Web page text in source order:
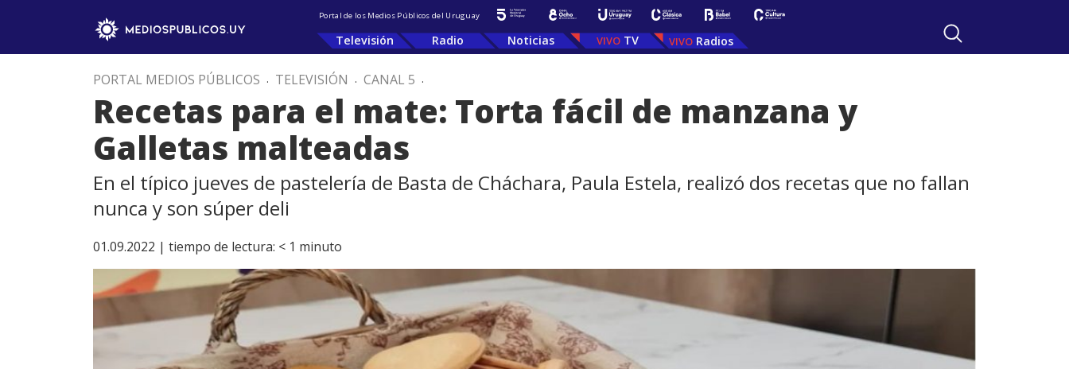
Portal de los Medios Públicos del Uruguay
Televisión Radio Noticias TV Radios
PORTAL MEDIOS PÚBLICOS . TELEVISIÓN . CANAL 5 .
Recetas para el mate: Torta fácil de manzana y
Galletas malteadas
En el típico jueves de pastelería de Basta de Cháchara, Paula Estela, realizó dos recetas que no fallan
nunca y son súper deli
01.09.2022 | tiempo de lectura: < 1 minuto